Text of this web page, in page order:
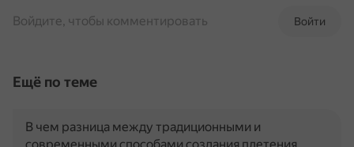
Войти
Войдите, чтобы комментировать
Ещё по теме
В чем разница между традиционными и